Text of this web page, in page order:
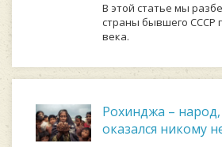
В этой статье мы
страны бывшего СССР
века.
Рохинджа –
оказался никому